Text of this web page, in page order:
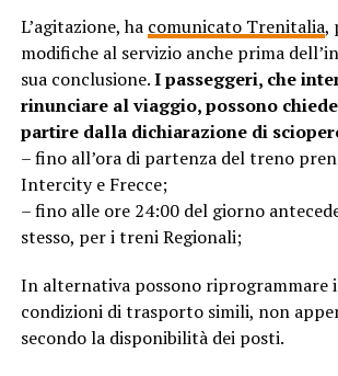
L’agitazione, ha comunicato Trenitalia,
modifiche al servizio anche prima
sua conclusione.I passeggeri, che
rinunciare al viaggio, possono
partire dalla dichiarazione di
– fino all’ora di partenza del treno
Intercity e Frecce;
– fino alle ore 24:00 del giorno
stesso, per i treni Regionali;
In alternativa possono riprogrammare
condizioni di trasporto simili, non
secondo la disponibilità dei posti.